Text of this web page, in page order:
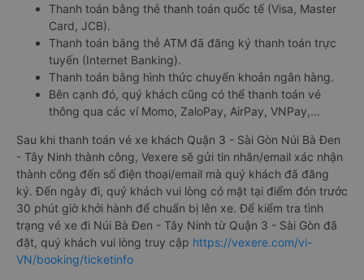
Thanh toán bằng thẻ thanh toán quốc tế (Visa, Master
Card, JCB).
Thanh toán bằng thẻ ATM đã đăng ký thanh toán trực
tuyến (Internet Banking).
Thanh toán bằng hình thức chuyển khoản ngân hàng.
Bên cạnh đó, quý khách cũng có thể thanh toán vé
thông qua các ví Momo, ZaloPay, AirPay, VNPay,…
Sau khi thanh toán vé xe khách Quận 3 - Sài Gòn Núi Bà Đen
- Tây Ninh thành công, Vexere sẽ gửi tin nhắn/email xác nhận
thành công đến số điện thoại/email mà quý khách đã đăng
ký. Đến ngày đi, quý khách vui lòng có mặt tại điểm đón trước
30 phút giờ khởi hành để chuẩn bị lên xe. Để kiểm tra tình
trạng vé xe đi Núi Bà Đen - Tây Ninh từ Quận 3 - Sài Gòn đã
đặt, quý khách vui lòng truy cập https://vexere.com/vi-
VN/booking/ticketinfo